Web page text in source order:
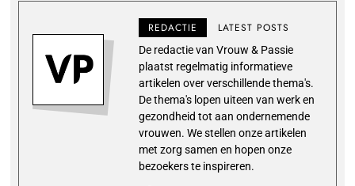
REDACTIE LATEST POSTS
De redactie van Vrouw & Passie
plaatst regelmatig informatieve
artikelen over verschillende thema's.
De thema's lopen uiteen van werk en
gezondheid tot aan ondernemende
vrouwen. We stellen onze artikelen
met zorg samen en hopen onze
bezoekers te inspireren.